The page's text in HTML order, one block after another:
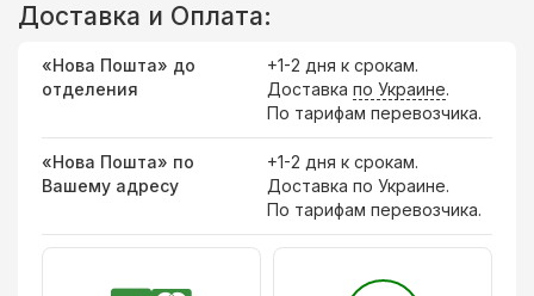
Доставка и Оплата:
«Нова Пошта» до
отделения
+1-2 дня к срокам.
Доставка по Украине.
По тарифам перевозчика.
«Нова Пошта» по
Вашему адресу
+1-2 дня к срокам.
Доставка по Украине.
По тарифам перевозчика.